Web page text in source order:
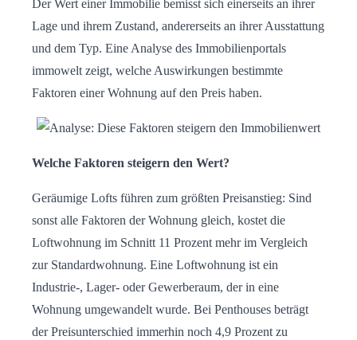
Der Wert einer Immobilie bemisst sich einerseits an ihrer
Lage und ihrem Zustand, andererseits an ihrer Ausstattung
und dem Typ. Eine Analyse des Immobilienportals
immowelt zeigt, welche Auswirkungen bestimmte
Faktoren einer Wohnung auf den Preis haben.
Welche Faktoren steigern den Wert?
Geräumige Lofts führen zum größten Preisanstieg: Sind
sonst alle Faktoren der Wohnung gleich, kostet die
Loftwohnung im Schnitt 11 Prozent mehr im Vergleich
zur Standardwohnung. Eine Loftwohnung ist ein
Industrie-, Lager- oder Gewerberaum, der in eine
Wohnung umgewandelt wurde. Bei Penthouses beträgt
der Preisunterschied immerhin noch 4,9 Prozent zu